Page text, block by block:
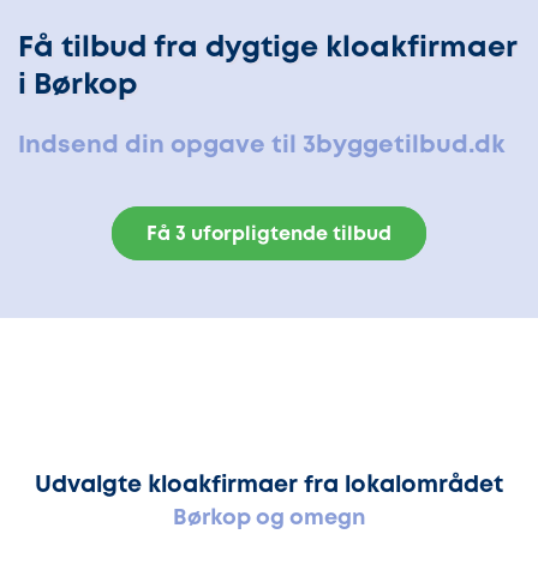
Få tilbud fra dygtige kloakfirmaer
i Børkop
Indsend din opgave til 3byggetilbud.dk
Få 3 uforpligtende tilbud
Udvalgte kloakfirmaer fra lokalområdet
Børkop og omegn